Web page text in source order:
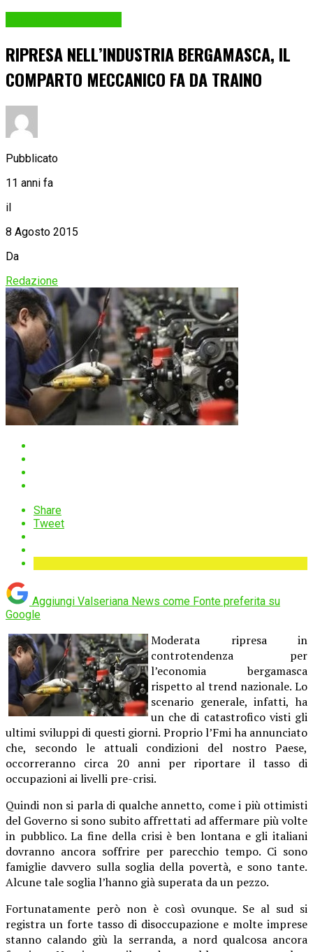
RIPRESA NELL’INDUSTRIA BERGAMASCA, IL
COMPARTO MECCANICO FA DA TRAINO
Pubblicato
11 anni fa
il
8 Agosto 2015
Da
Redazione
Share
Tweet
Aggiungi Valseriana News come Fonte preferita su
Google
Moderata ripresa in
controtendenza per
l’economia bergamasca
rispetto al trend nazionale. Lo
scenario generale, infatti, ha
un che di catastrofico visti gli
ultimi sviluppi di questi giorni. Proprio l’Fmi ha annunciato
che, secondo le attuali condizioni del nostro Paese,
occorreranno circa 20 anni per riportare il tasso di
occupazioni ai livelli pre-crisi.
Quindi non si parla di qualche annetto, come i più ottimisti
del Governo si sono subito affrettati ad affermare più volte
in pubblico. La fine della crisi è ben lontana e gli italiani
dovranno ancora soffrire per parecchio tempo. Ci sono
famiglie davvero sulla soglia della povertà, e sono tante.
Alcune tale soglia l’hanno già superata da un pezzo.
Fortunatamente però non è così ovunque. Se al sud si
registra un forte tasso di disoccupazione e molte imprese
stanno calando giù la serranda, a nord qualcosa ancora